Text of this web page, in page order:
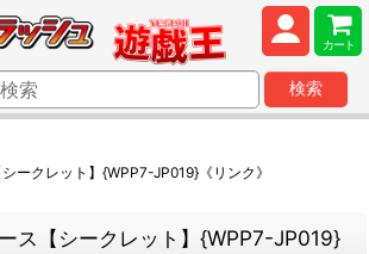
カート
検索
ークレット】{WPP7-JP019}《リンク》
ス【シークレット】{WPP7-JP019}